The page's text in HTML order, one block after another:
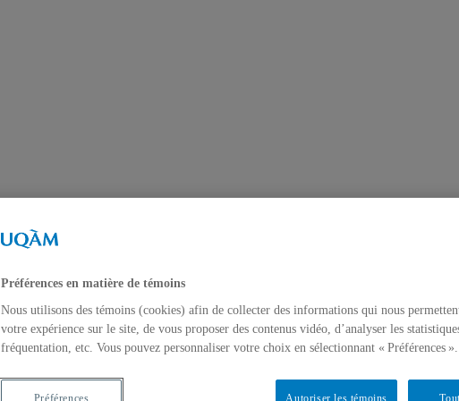
Préférences en matière de témoins
Nous utilisons des témoins (cookies) afin de collecter des informations qui nous
votre expérience sur le site, de vous proposer des contenus vidéo, d’analyser les
fréquentation, etc. Vous pouvez personnaliser votre choix en sélectionnant « Préférences ».
Autoriser les témoins
Préférences